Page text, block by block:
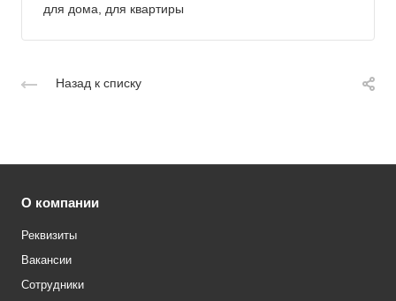
для дома, для квартиры
Назад к списку
О компании
Реквизиты
Вакансии
Сотрудники